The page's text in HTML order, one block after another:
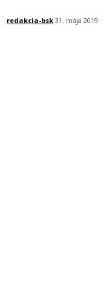
redakcia-bsk 31. mája 2019